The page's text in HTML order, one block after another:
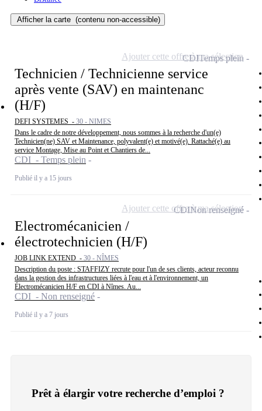
Afficher la carte (contenu non-accessible)
Technicien / Technicienne service
après vente (SAV) en maintenanc
(H/F)
DEFI SYSTEMES - 30 - NIMES
Dans le cadre de notre développement, nous sommes à la recherche d'un(e)
Technicien(ne) SAV et Maintenance, polyvalent(e) et motivé(e). Rattaché(e) au
service Montage, Mise au Point et Chantiers de...
CDI - Temps plein
Publié il y a 15 jours
CDITemps plein
Ajouter cette offre à ma sélection
Electromécanicien /
électrotechnicien (H/F)
JOB LINK EXTEND - 30 - NÎMES
Description du poste : STAFFIZY recrute pour l'un de ses clients, acteur reconnu
dans la gestion des infrastructures liées à l'eau et à l'environnement, un
Électromécanicien H/F en CDI à Nîmes. Au...
CDI - Non renseigné
Publié il y a 7 jours
CDINon renseigné
Ajouter cette offre à ma sélection
Prêt à élargir votre recherche d’emploi ?